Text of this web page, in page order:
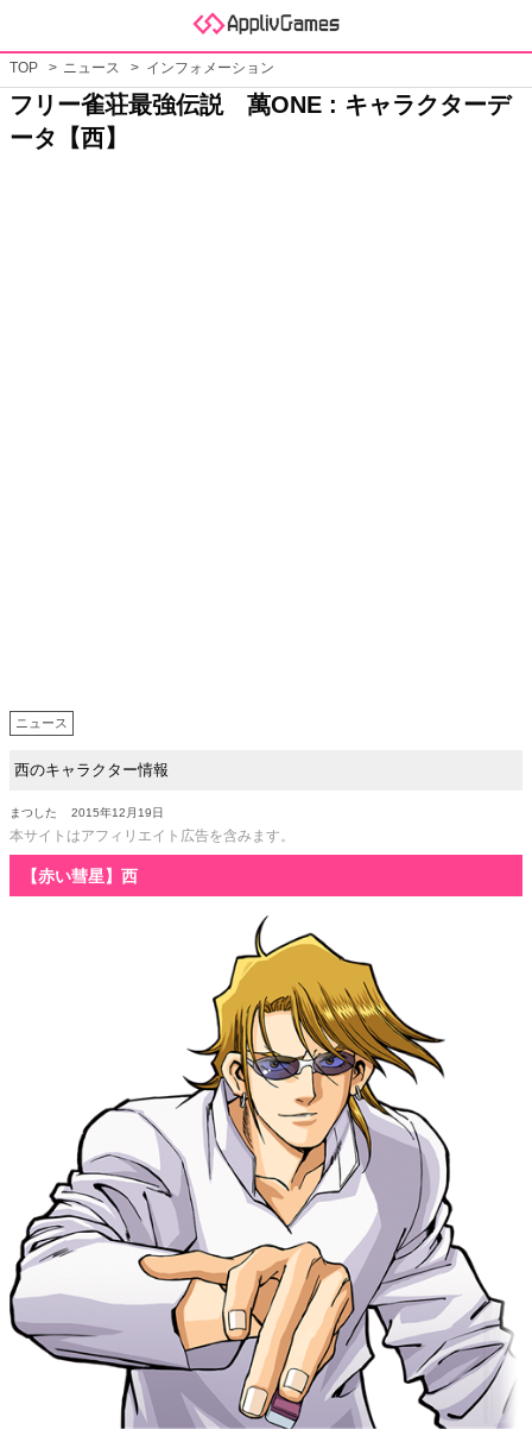
TOP ニュース インフォメーション
フリー雀荘最強伝説 萬ONE : キャラクターデ
ータ【西】
ニュース
西のキャラクター情報
まつした 2015年12月19日
本サイトはアフィリエイト広告を含みます。
【赤い彗星】西